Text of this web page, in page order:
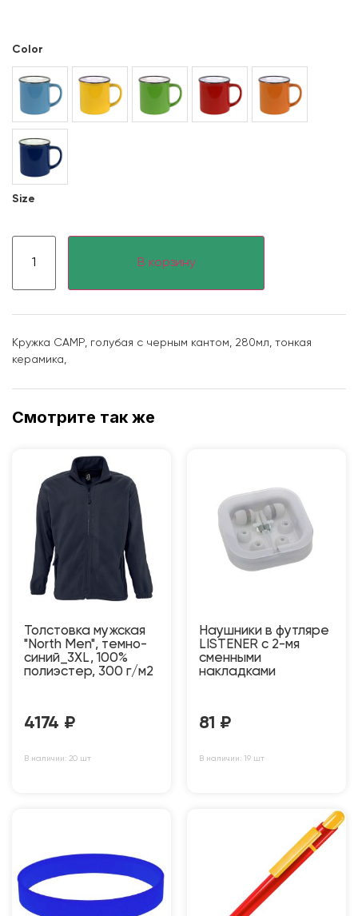
Color
Size
В корзину
Кружка CAMP, голубая с черным кантом, 280мл, тонкая
керамика,
Смотрите так же
Толстовка мужская
"North Men", темно-
синий_3XL, 100%
полиэстер, 300 г/м2
4174 ₽
В наличии: 20 шт
Наушники в футляре
LISTENER с 2-мя
сменными
накладками
81 ₽
В наличии: 19 шт